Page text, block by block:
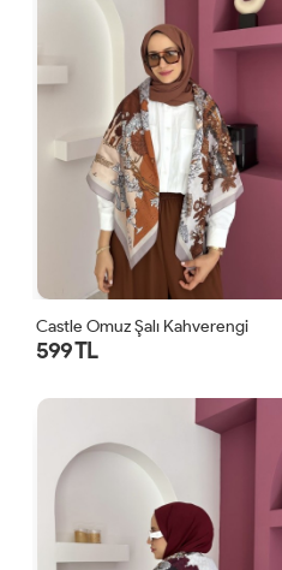
STD
Castle Omuz Şalı Kahverengi
599 TL